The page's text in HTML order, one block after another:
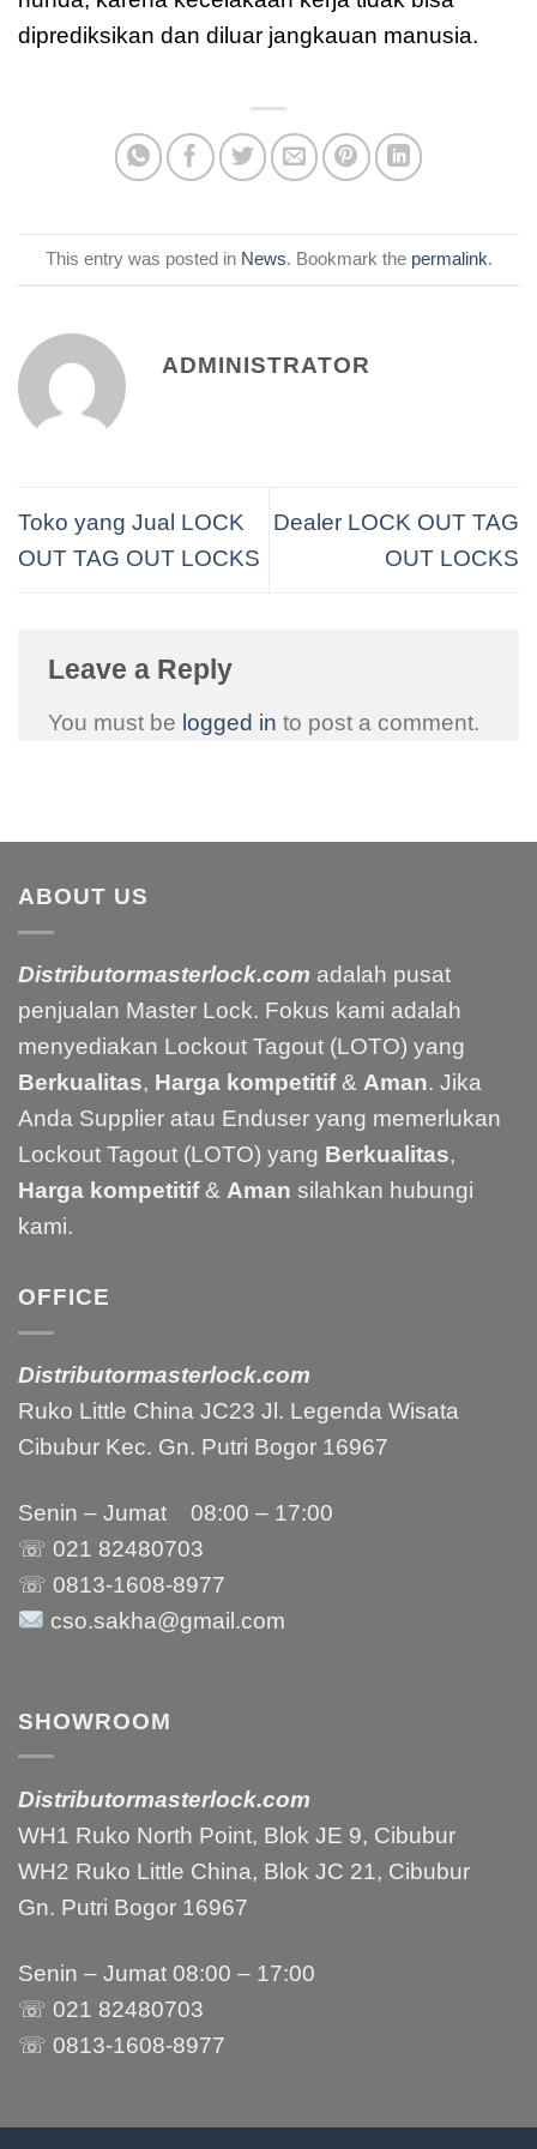
diprediksikan dan diluar jangkauan manusia.
This entry was posted in News. Bookmark the permalink.
ADMINISTRATOR
Toko yang Jual LOCK
OUT TAG OUT LOCKS
Dealer LOCK OUT TAG
OUT LOCKS
Leave a Reply
You must be logged in to post a comment.
ABOUT US
Distributormasterlock.com adalah pusat
penjualan Master Lock. Fokus kami adalah
menyediakan Lockout Tagout (LOTO) yang
Berkualitas, Harga kompetitif& Aman. Jika
Anda Supplier atau Enduser yang memerlukan
Lockout Tagout (LOTO) yang Berkualitas,
Harga kompetitif& Aman silahkan hubungi
kami.
OFFICE
Distributormasterlock.com
Ruko Little China JC23 Jl. Legenda Wisata
Cibubur Kec. Gn. Putri Bogor 16967
Senin – Jumat 08:00 – 17:00
☏ 021 82480703
☏ 0813-1608-8977
cso.sakha@gmail.com
SHOWROOM
Distributormasterlock.com
WH1 Ruko North Point, Blok JE 9, Cibubur
WH2 Ruko Little China, Blok JC 21, Cibubur
Gn. Putri Bogor 16967
Senin – Jumat 08:00 – 17:00
☏ 021 82480703
☏ 0813-1608-8977